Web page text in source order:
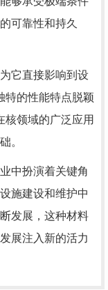
可靠性和持久
它直接影响到设
特的性能特点脱颖
核领域的广泛应用
。
中扮演着关键角
施建设和维护中
发展，这种材料
展注入新的活力